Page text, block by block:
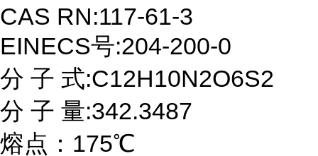
CAS RN:117-61-3
EINECS号:204-200-0
分 子 式:C12H10N2O6S2
分 子 量:342.3487
熔点：175℃